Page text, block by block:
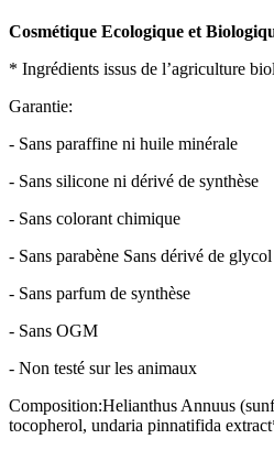
Cosmétique Ecologique et
* Ingrédients issus de l’agriculture
Garantie:
- Sans paraffine ni huile minérale
- Sans silicone ni dérivé de synthèse
- Sans colorant chimique
- Sans parabène Sans dérivé de
- Sans parfum de synthèse
- Sans OGM
- Non testé sur les animaux
Composition:Helianthus Annuus
tocopherol, undaria pinnatifida